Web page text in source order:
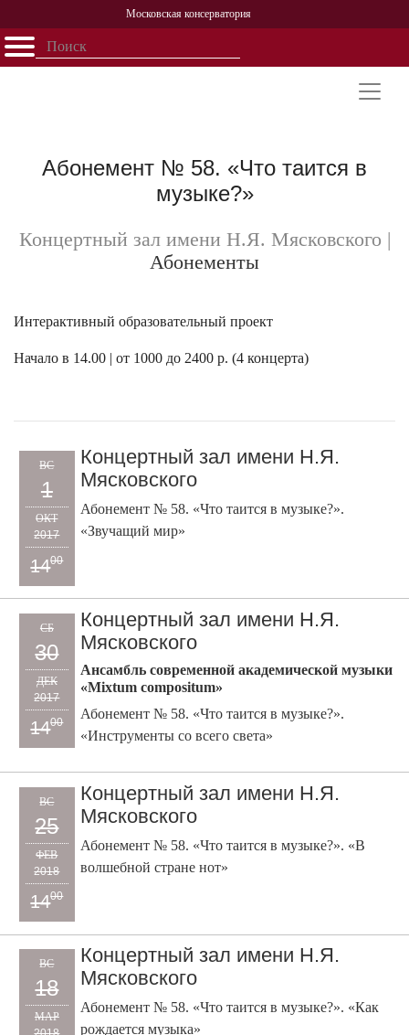
Московская консерватория
Открыть - закрыть
Персоналии
История
Абонемент № 58. «Что таится в
музыке?»
Концертный зал имени Н.Я. Мясковского |
Абонементы
Интерактивный образовательный проект
Начало в 14.00 | от 1000 до 2400 р. (4 концерта)
ВС
1
ОКТ
2017
1400
Концертный зал имени Н.Я.
Мясковского
Абонемент № 58. «Что таится в музыке?».
«Звучащий мир»
СБ
30
ДЕК
2017
1400
Концертный зал имени Н.Я.
Мясковского
Ансамбль современной академической музыки
«Mixtum compositum»
Абонемент № 58. «Что таится в музыке?».
«Инструменты со всего света»
ВС
25
ФЕВ
2018
1400
Концертный зал имени Н.Я.
Мясковского
Абонемент № 58. «Что таится в музыке?». «В
волшебной стране нот»
ВС
18
МАР
Концертный зал имени Н.Я.
Мясковского
Абонемент № 58. «Что таится в музыке?». «Как
рождается музыка»